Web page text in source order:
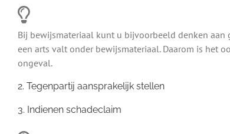
Bij bewijsmateriaal kunt u bijvoorbeeld denken
een arts valt onder bewijsmateriaal. Daarom is het
ongeval.
2. Tegenpartij aansprakelijk stellen
3. Indienen schadeclaim